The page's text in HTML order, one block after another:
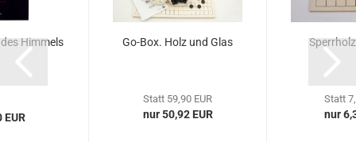
Himmels
EUR
Go-Box. Holz und Glas
Statt 59,90 EUR
nur 50,92 EUR
Statt
nur